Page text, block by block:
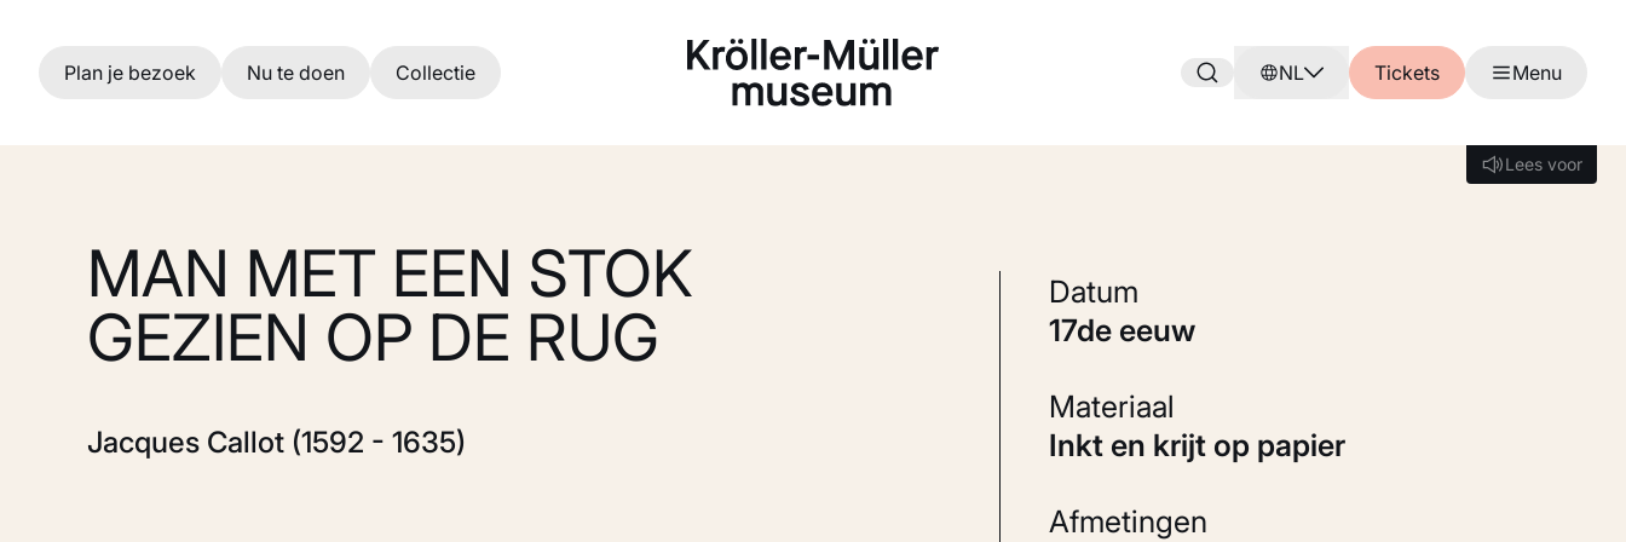
Ga naar hoofdinhoud
Plan je bezoek Nu te doen Collectie NL Tickets Menu
Lees voor
Lees voor
MAN MET EEN STOK
GEZIEN OP DE RUG
Jacques Callot (1592 - 1635)
Datum
17de eeuw
Materiaal
Inkt en krijt op papier
Afmetingen